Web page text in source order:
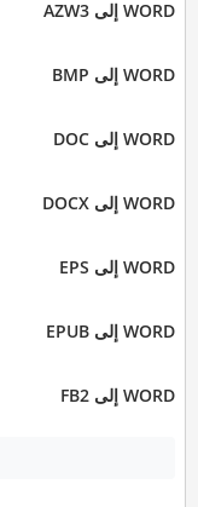
WORD إلى AZW3
WORD إلى BMP
WORD إلى DOC
WORD إلى DOCX
WORD إلى EPS
WORD إلى EPUB
WORD إلى FB2